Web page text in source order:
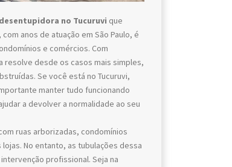
desentupidora no Tucuruvi que
anos de atuação em São Paulo, é
e comércios. Com
resolve desde os casos mais simples,
Se você está no Tucuruvi,
manter tudo funcionando
a devolver a normalidade ao seu
ruas arborizadas, condomínios
No entanto, as tubulações dessa
profissional. Seja na